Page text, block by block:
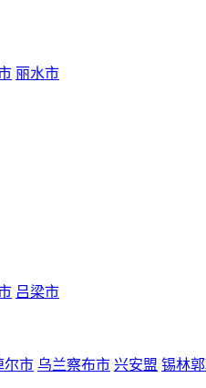
丽水市
吕梁市
尔市 乌兰察布市 兴安盟 锡林